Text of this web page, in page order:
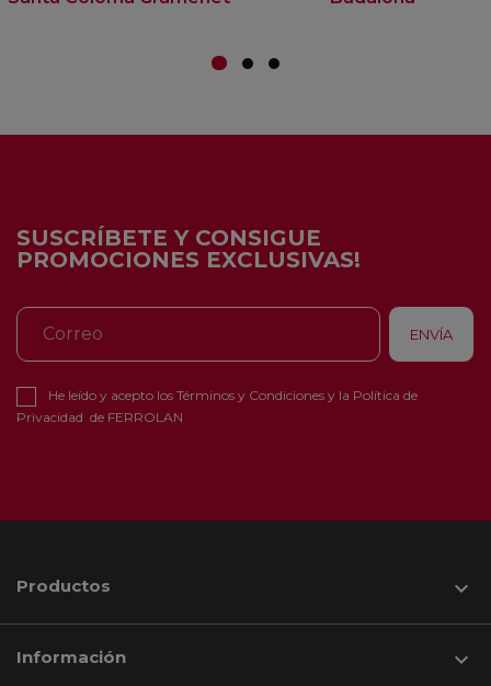
SUSCRÍBETE Y CONSIGUE
PROMOCIONES EXCLUSIVAS!
He leído y acepto los Términos y Condiciones y la Política de
Privacidad de FERROLAN
Productos 
Información 